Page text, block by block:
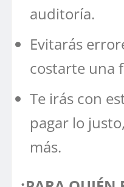
auditoría.
Evitarás
costarte una
Te irás con
pagar lo
más.